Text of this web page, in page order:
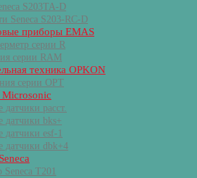
S203TA-D
Seneca S203-RC-D
приборы EMAS
серии R
серии RAM
техника OPKON
серии OPT
датчики расст.
датчики bks+
датчики esf-1
датчики dbk+4
T201